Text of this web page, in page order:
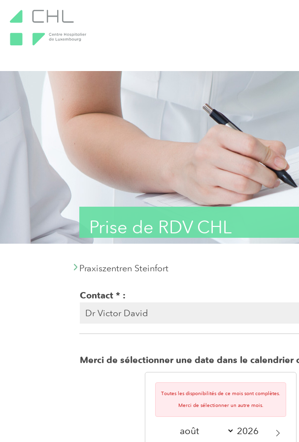
Prise de RDV CHL
Praxiszentren Steinfort
Contact
Merci de sélectionner une date dans le calendrier
Toutes les disponibilités de ce mois sont complètes.
Merci de sélectionner un autre mois.